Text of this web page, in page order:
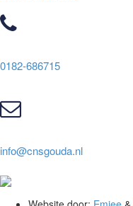
0182-686715
info@cnsgouda.nl